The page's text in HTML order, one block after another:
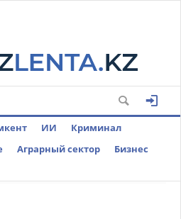
ИИ
Криминал
Аграрный сектор
Бизнес